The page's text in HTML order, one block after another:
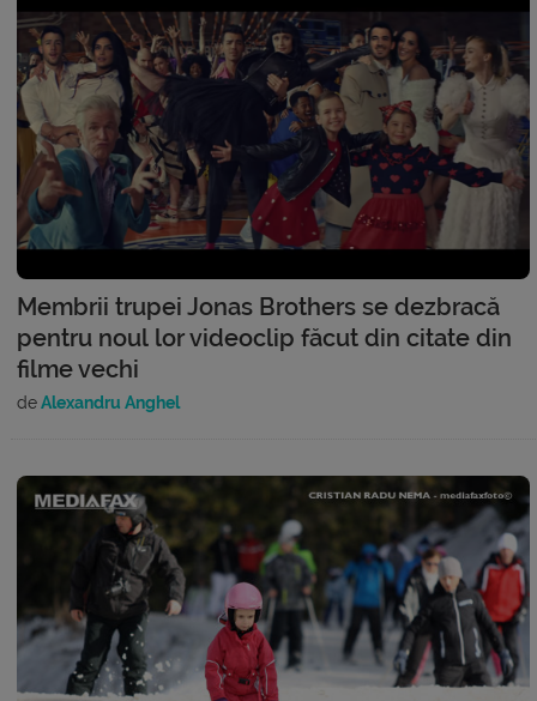
Membrii trupei Jonas Brothers se dezbracă
pentru noul lor videoclip făcut din citate din
filme vechi
deAlexandru Anghel